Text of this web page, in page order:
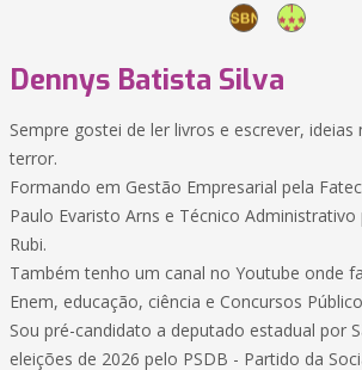
Dennys Batista Silva
Sempre gostei de ler livros e escrever, ideias
terror.
Formando em Gestão Empresarial pela
Paulo Evaristo Arns e Técnico Administrativo
Rubi.
Também tenho um canal no Youtube onde
Enem, educação, ciência e Concursos
Sou pré-candidato a deputado estadual por
eleições de 2026 pelo PSDB - Partido da